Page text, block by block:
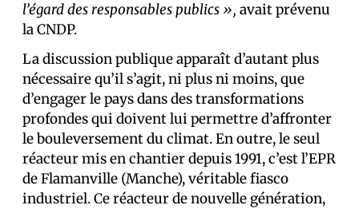
l’égard des responsables publics », avait prévenu
la CNDP.
La discussion publique apparaît d’autant plus
nécessaire qu’il s’agit, ni plus ni moins, que
d’engager le pays dans des transformations
profondes qui doivent lui permettre d’affronter
le bouleversement du climat. En outre, le seul
réacteur mis en chantier depuis 1991, c’est l’EPR
de Flamanville (Manche), véritable fiasco
industriel. Ce réacteur de nouvelle génération,